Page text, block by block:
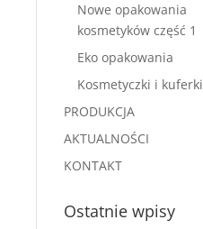
Nowe opakowania
kosmetyków część 1
Eko opakowania
Kosmetyczki i kuferki
PRODUKCJA
AKTUALNOŚCI
KONTAKT
Ostatnie wpisy